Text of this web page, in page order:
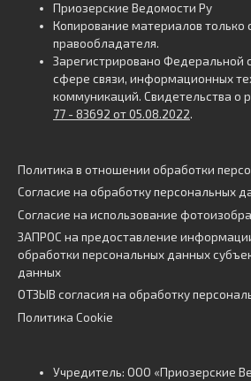
Приозерские Ведомости Ру
Копирование материалов только
правообладателя.
Зарегистрировано Федеральной
сфере связи, информационных
коммуникаций. Свидетельства о
77 - 83692 от 05.08.2022.
Политика в отношении обработки
Согласие на обработку персональных
Согласие на использование
ЗАПРОС на предоставление
обработки персональных данных
данных
ОТЗЫВ согласия на обработку
Политика Cookie
Учредитель: ООО «Приозерские